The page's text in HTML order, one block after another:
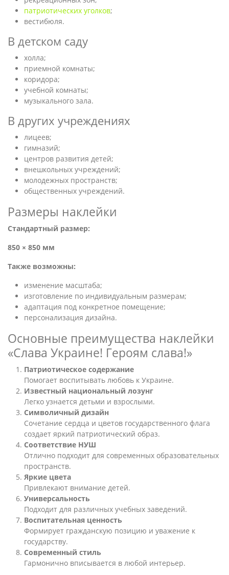
патриотических уголков;
вестибюля.
В детском саду
холла;
приемной комнаты;
коридора;
учебной комнаты;
музыкального зала.
В других учреждениях
лицеев;
гимназий;
центров развития детей;
внешкольных учреждений;
молодежных пространств;
общественных учреждений.
Размеры наклейки
Стандартный размер:
850 × 850 мм
Также возможны:
изменение масштаба;
изготовление по индивидуальным размерам;
адаптация под конкретное помещение;
персонализация дизайна.
Основные преимущества наклейки
«Слава Украине! Героям слава!»
Патриотическое содержание
Помогает воспитывать любовь к Украине.
Известный национальный лозунг
Легко узнается детьми и взрослыми.
Символичный дизайн
Сочетание сердца и цветов государственного флага
создает яркий патриотический образ.
Соответствие НУШ
Отлично подходит для современных образовательных
пространств.
Яркие цвета
Привлекают внимание детей.
Универсальность
Подходит для различных учебных заведений.
Воспитательная ценность
Формирует гражданскую позицию и уважение к
государству.
Современный стиль
Гармонично вписывается в любой интерьер.